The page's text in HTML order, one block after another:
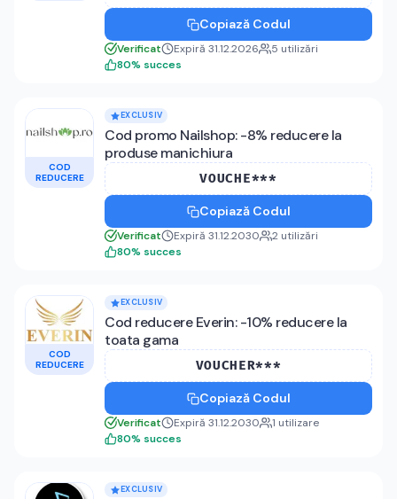
Copiază Codul
Verificat Expiră 31.12.2026 5 utilizări
80% succes
COD
REDUCERE
EXCLUSIV
Cod promo Nailshop: -8% reducere la
produse manichiura
VOUCHE***
Copiază Codul
Verificat Expiră 31.12.2030 2 utilizări
80% succes
COD
REDUCERE
EXCLUSIV
Cod reducere Everin: -10% reducere la
toata gama
VOUCHER***
Copiază Codul
Verificat Expiră 31.12.2030 1 utilizare
80% succes
EXCLUSIV